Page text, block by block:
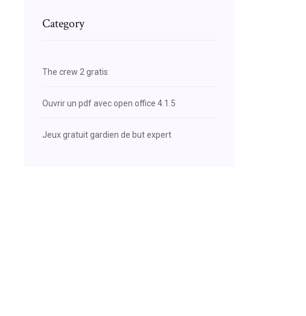
Category
The crew 2 gratis
Ouvrir un pdf avec open office 4.1.5
Jeux gratuit gardien de but expert